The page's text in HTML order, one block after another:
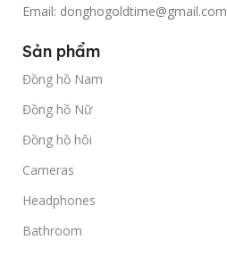
Email: donghogoldtime@gmail.com
Sản phẩm
Đồng hồ Nam
Đồng hồ Nữ
Đồng hồ hôi
Cameras
Headphones
Bathroom